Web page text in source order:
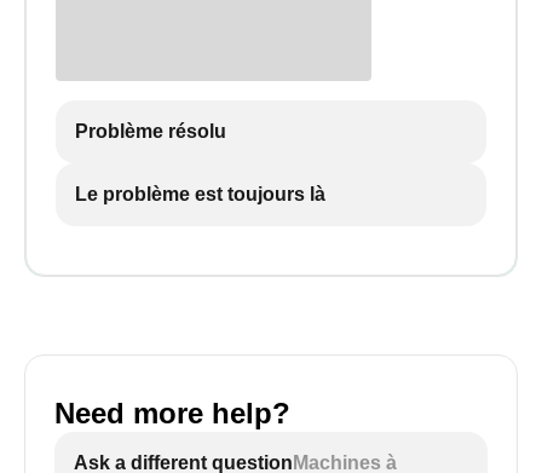
Problème résolu
Le problème est toujours là
Need more help?
Ask a different question Machines à